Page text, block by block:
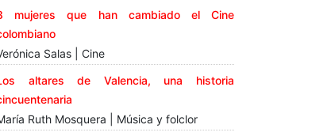
mujeres que han cambiado el Cine
Salas | Cine
altares de Valencia, una historia
Ruth Mosquera | Música y folclor